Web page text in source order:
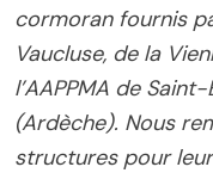
cormoran fournis
Vaucluse, de la
l’AAPPMA de
(Ardèche). Nous
structures pour